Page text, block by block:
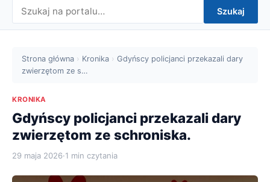
Szukaj
Strona główna › Kronika › Gdyńscy policjanci przekazali dary
zwierzętom ze s…
KRONIKA
Gdyńscy policjanci przekazali dary
zwierzętom ze schroniska.
29 maja 2026·1 min czytania